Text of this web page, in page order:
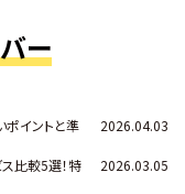
ー
ポイントと準
2026.04.03
比較5選！特
2026.03.05